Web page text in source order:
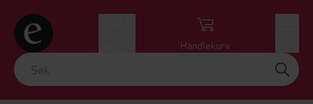
Handlekurv